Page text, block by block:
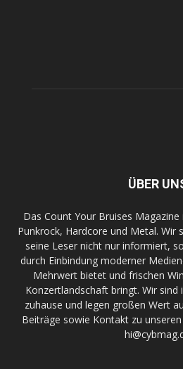
ÜBER
Das Count Your Bruises
Punkrock, Hardcore und Metal. Wir
seine Leser nicht nur informiert,
durch Einbindung moderner
Mehrwert bietet und frischen
Konzertlandschaft bringt. Wir sind
zuhause und legen großen Wert
Beiträge sowie Kontakt zu